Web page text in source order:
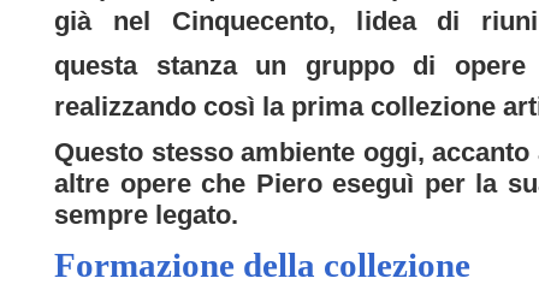
già nel Cinquecento, lidea di
questa stanza un gruppo di opere
realizzando così la prima collezione
Questo stesso ambiente oggi,
altre opere che Piero eseguì per la
sempre legato.
Formazione della collezione